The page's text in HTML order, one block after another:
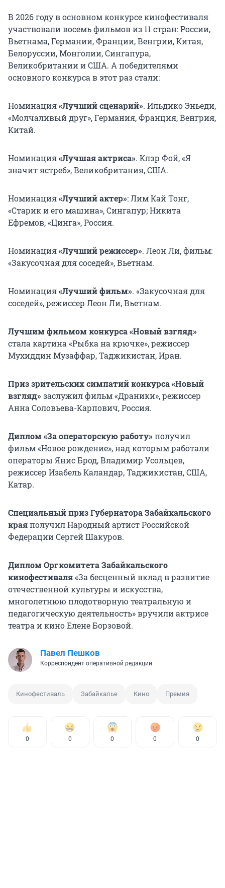
В 2026 году в основном конкурсе кинофестиваля
участвовали восемь фильмов из 11 стран: России,
Вьетнама, Германии, Франции, Венгрии, Китая,
Белоруссии, Монголии, Сингапура,
Великобритании и США. А победителями
основного конкурса в этот раз стали:
Номинация«Лучший сценарий». Ильдико Эньеди,
«Молчаливый друг», Германия, Франция, Венгрия,
Китай.
Номинация«Лучшая актриса». Клэр Фой, «Я
значит ястреб», Великобритания, США.
Номинация«Лучший актер»: Лим Кай Тонг,
«Старик и его машина», Сингапур; Никита
Ефремов, «Цинга», Россия.
Номинация«Лучший режиссер». Леон Ли, фильм:
«Закусочная для соседей», Вьетнам.
Номинация«Лучший фильм». «Закусочная для
соседей», режиссер Леон Ли, Вьетнам.
Лучшим фильмом конкурса«Новый взгляд»
стала картина «Рыбка на крючке», режиссер
Мухиддин Музаффар, Таджикистан, Иран.
Приз зрительских симпатий конкурса «Новый
взгляд»заслужил фильм «Драники», режиссер
Анна Соловьева-Карпович, Россия.
Диплом «За операторскую работу»получил
фильм «Новое рождение», над которым работали
операторы Янис Брод, Владимир Усольцев,
режиссер Изабель Каландар, Таджикистан, США,
Катар.
Специальный приз Губернатора Забайкальского
краяполучил Народный артист Российской
Федерации Сергей Шакуров.
Диплом Оргкомитета Забайкальского
кинофестиваля«За бесценный вклад в развитие
отечественной культуры и искусства,
многолетнюю плодотворную театральную и
педагогическую деятельность» вручили актрисе
театра и кино Елене Борзовой.
Павел Пешков
Корреспондент оперативной редакции
Кинофестиваль Забайкалье Кино Премия
0 0 0 0 0